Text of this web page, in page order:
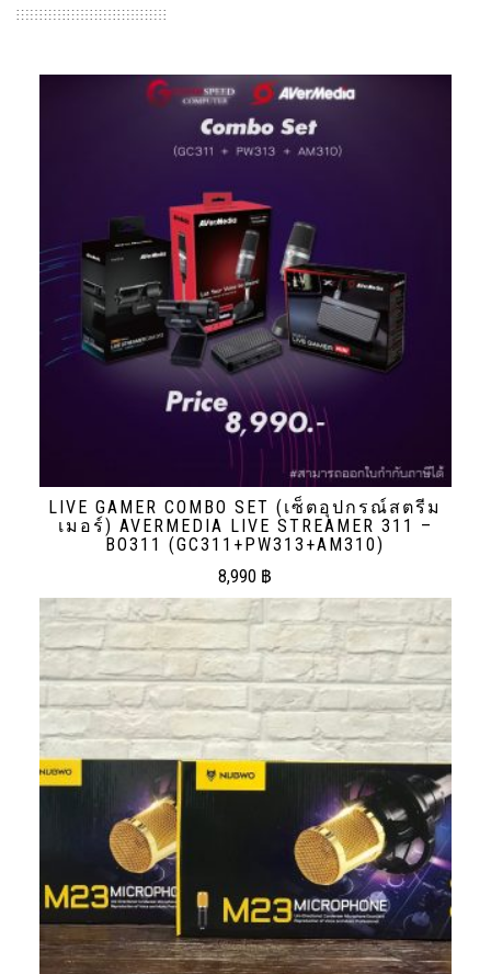
LIVE GAMER COMBO SET (เซ็ตอุปกรณ์สตรีม
เมอร์) AVERMEDIA LIVE STREAMER 311 –
BO311 (GC311+PW313+AM310)
8,990 ฿